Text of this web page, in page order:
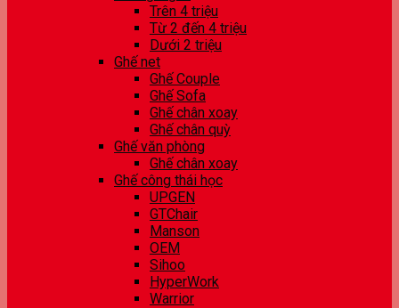
Trên 4 triệu
Từ 2 đến 4 triệu
Dưới 2 triệu
Ghế net
Ghế Couple
Ghế Sofa
Ghế chân xoay
Ghế chân quỳ
Ghế văn phòng
Ghế chân xoay
Ghế công thái học
UPGEN
GTChair
Manson
OEM
Sihoo
HyperWork
Warrior